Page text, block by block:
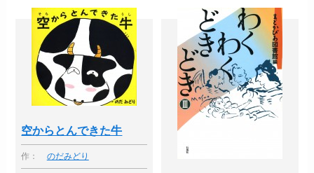
空からとんできた牛
作： のだみどり